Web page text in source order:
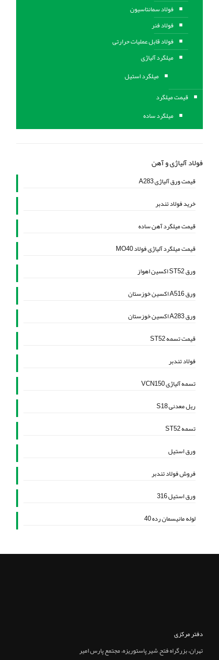
فولاد سمانتاسیون
فولاد فنر
فولاد قابل عملیات حرارتی
ميلگرد آلیاژی
میلگرد استیل
قیمت میلگرد
میلگرد ساده
فولاد آلیاژی و آهن
قیمت ورق آلیاژی A283
خرید فولاد تندبر
قیمت میلگرد آهن ساده
قیمت میلگرد آلیاژی فولاد MO40
ورق ST52 اکسین اهواز
ورق A516 اکسین خوزستان
ورق A283 اکسین خوزستان
قیمت تسمه ST52
فولاد تندبر
تسمه آلیاژی VCN150
ریل معدنی S18
تسمه ST52
ورق استیل
فروش فولاد تندبر
ورق استیل 316
لوله مانیسمان رده 40
دفتر مرکزی
تهران، بزرگراه فتح, شير پاستوريزه، مجتمع پارس امير